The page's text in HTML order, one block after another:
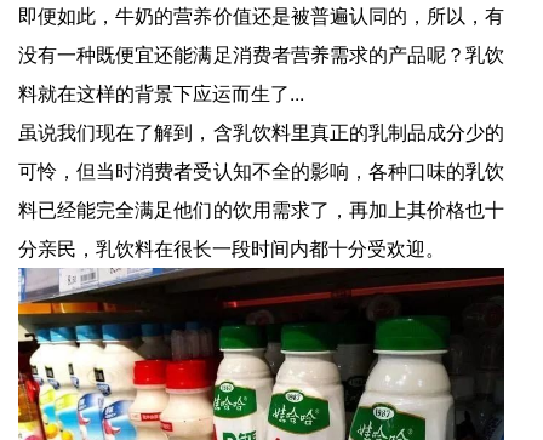
即便如此，牛奶的营养价值还是被普遍认同的，所以，有
没有一种既便宜还能满足消费者营养需求的产品呢？乳饮
料就在这样的背景下应运而生了...
虽说我们现在了解到，含乳饮料里真正的乳制品成分少的
可怜，但当时消费者受认知不全的影响，各种口味的乳饮
料已经能完全满足他们的饮用需求了，再加上其价格也十
分亲民，乳饮料在很长一段时间内都十分受欢迎。